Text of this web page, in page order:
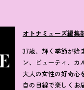
オトナミューズ編集
37歳、輝く季節が始
ン、ビューティ、カ
大人の女性の好奇心
自の目線で楽しくお